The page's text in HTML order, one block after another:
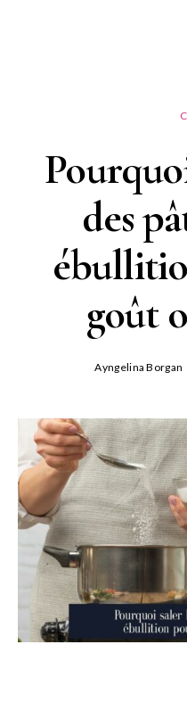
des
goût
Ayngelina Borgan